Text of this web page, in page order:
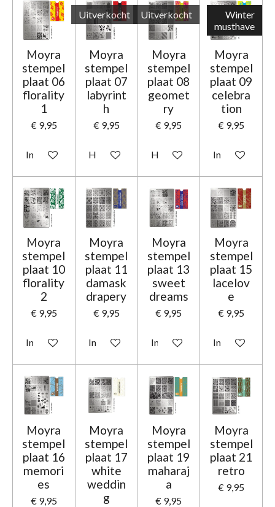
Moyra
stempel
plaat 06
florality
1
€ 9,95
In winkelwagen
Uitverkocht
Moyra
stempel
plaat 07
labyrint
h
€ 9,95
Houd mij op de hoogte
Uitverkocht
Moyra
stempel
plaat 08
geomet
ry
€ 9,95
Houd mij op de hoogte
Winter
musthave
Moyra
stempel
plaat 09
celebra
tion
€ 9,95
In
Moyra
stempel
plaat 10
florality
2
€ 9,95
In winkelwagen
Moyra
stempel
plaat 11
damask
drapery
€ 9,95
In winkelwagen
Moyra
stempel
plaat 13
sweet
dreams
€ 9,95
In winkelwagen
Moyra
stempel
plaat 15
lacelov
e
€ 9,95
In
Moyra
stempel
plaat 16
memori
es
€ 9,95
Moyra
stempel
plaat 17
white
weddin
g
Moyra
stempel
plaat 19
maharaj
a
€ 9,95
Moyra
stempel
plaat 21
retro
€ 9,95